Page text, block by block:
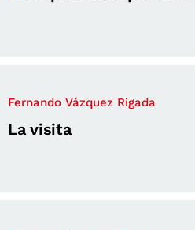
Fernando Vázquez Rigada
La visita